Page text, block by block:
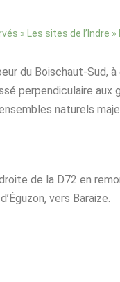
» Les sites de l’Indre »
du Boischaut-Sud,
perpendiculaire
naturels
de la D72 en
vers Baraize.